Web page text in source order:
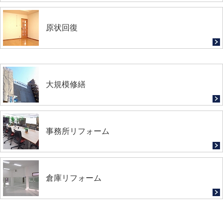
原状回復
大規模修繕
事務所リフォーム
倉庫リフォーム